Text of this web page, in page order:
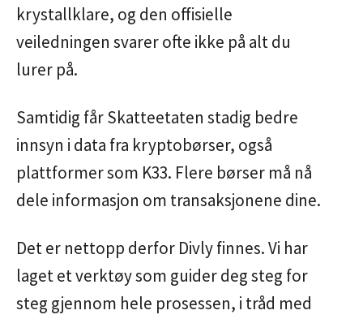
krystallklare, og den offisielle
veiledningen svarer ofte ikke på alt du
lurer på.
Samtidig får Skatteetaten stadig bedre
innsyn i data fra kryptobørser, også
plattformer som K33. Flere børser må nå
dele informasjon om transaksjonene dine.
Det er nettopp derfor Divly finnes. Vi har
laget et verktøy som guider deg steg for
steg gjennom hele prosessen, i tråd med